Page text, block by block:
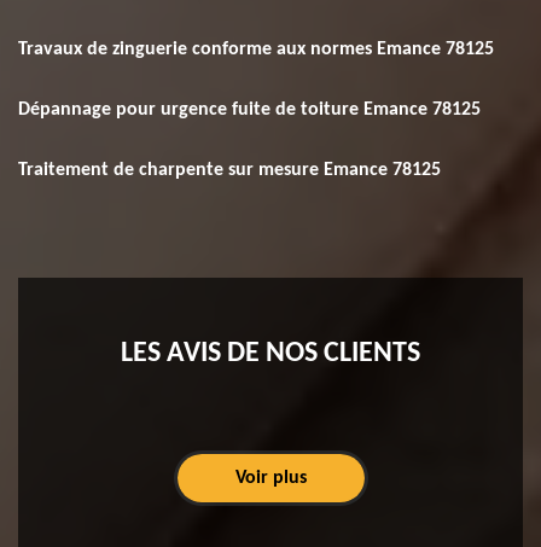
Travaux de zinguerie conforme aux normes Emance 78125
Dépannage pour urgence fuite de toiture Emance 78125
Traitement de charpente sur mesure Emance 78125
LES AVIS DE NOS CLIENTS
Voir plus